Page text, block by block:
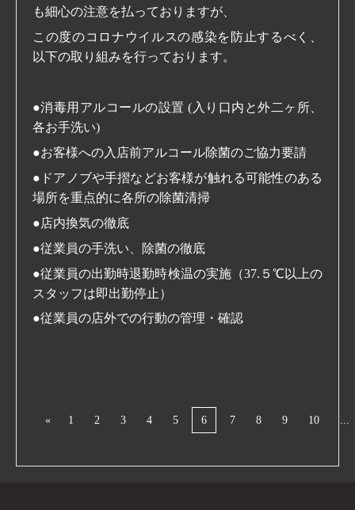
も細心の注意を払っておりますが、
この度のコロナウイルスの感染を防止するべく、
以下の取り組みを行っております。
●消毒用アルコールの設置 (入り口内と外二ヶ所、
各お手洗い)
●お客様への入店前アルコール除菌のご協力要請
●ドアノブや手摺などお客様が触れる可能性のある
場所を重点的に各所の除菌清掃
●店内換気の徹底
●従業員の手洗い、除菌の徹底
●従業員の出勤時退勤時検温の実施（37.５℃以上の
スタッフは即出勤停止）
●従業員の店外での行動の管理・確認
« 1 2 3 4 5 6 7 8 9 10 ...